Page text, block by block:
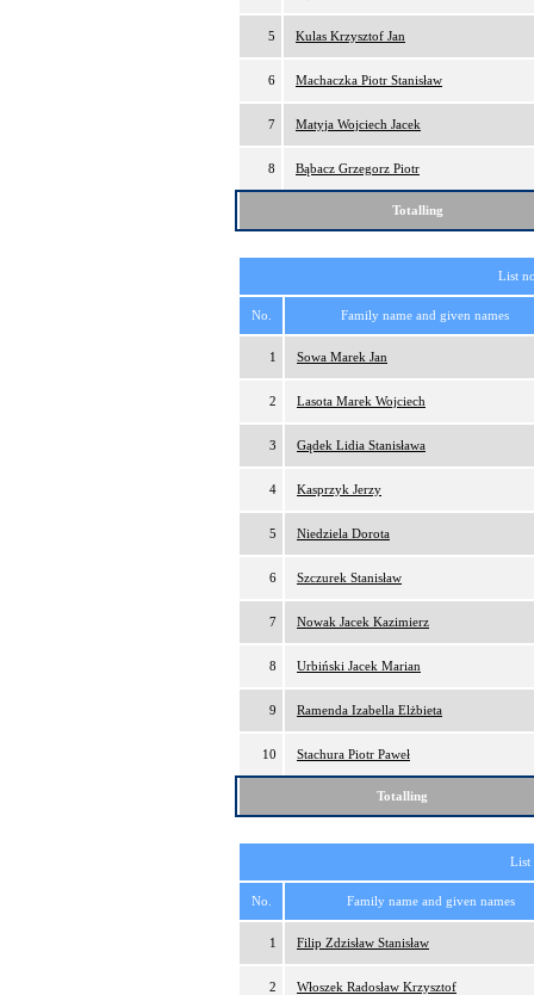
5 Kulas Krzysztof Jan
6 Machaczka Piotr Stanisław
7 Matyja Wojciech Jacek
8 Bąbacz Grzegorz Piotr
Totalling
List
No. Family name and given names
1 Sowa Marek Jan
2 Lasota Marek Wojciech
3 Gądek Lidia Stanisława
4 Kasprzyk Jerzy
5 Niedziela Dorota
6 Szczurek Stanisław
7 Nowak Jacek Kazimierz
8 Urbiński Jacek Marian
9 Ramenda Izabella Elżbieta
10 Stachura Piotr Paweł
Totalling
List
No. Family name and given names
1 Filip Zdzisław Stanisław
2 Włoszek Radosław Krzysztof